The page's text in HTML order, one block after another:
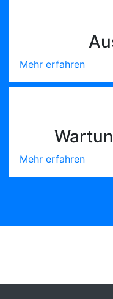
Mehr erfahren
Mehr erfahren